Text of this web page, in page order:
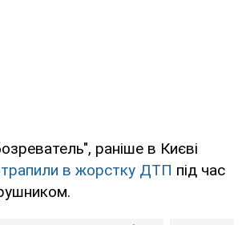
раніше в Києві
в жорстку ДТП під час